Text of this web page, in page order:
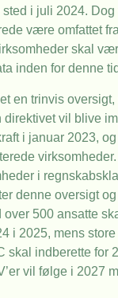
sted i juli 2024.
være omfattet
skal
inden for denne
en trinvis
direktivet vil blive
i januar 2023,
i
denne oversigt
500 ansatte
i 2025, mens
skal indberette for
vil følge i 2027